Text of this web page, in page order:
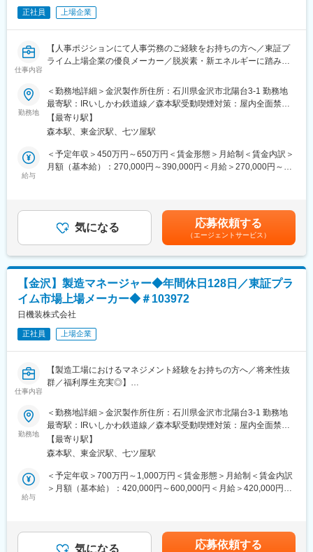
変更の範囲：会社の定める業務
■教育体制：
まずは入社後、研修を行いますので、先輩と共に業務にあたりな
がらできる事から段階的に覚えてください。
月に2～3回ほど定期開催される学会やセミナーに参加したりと、
学ぶ機会は豊富に用意されています。
■当社の特徴：
当社は心臓循環器分野のカテーテルを中心に脳外科・消化器・泌
尿器などの分野に関わる診断・治療用医療機器の開発等で医療技
術をサポートしています。
他社にはない技術であることから、全国の医療機関からの受注が
増加しています。
■社名変更について：
2026年4月以降は「株式会社グッドマン」から社名が変更とな
り、「ニプロバスキュラー株式会社」となりました。
勤務地も含めその他変更点はございません。
変更の範囲：会社の定める業務
正社員 上場企業
仕事内容
【人事ポジションにて人事労務のご経験をお持ちの方へ／東証プ
ライム上場企業の優良メーカー／脱炭素・新エネルギーに踏み出
たアプローチができるため、ニーズ拡大しており、将来性抜群で
す】
■業務内容：
金沢製作所の総務・人事として以下の業務をお任せ致します。
【採用業務】
選考対応（面接、合否連絡、労働条件通知面談）
・派遣社員
新規派遣会社の開拓
・教育研修業務
集合研修やWeb研修の準備と実施
→ハラスメント研修などの講師役
→入社受入教育（安全衛生について）
※その他の人事関連業務（高卒採用（学校訪問や説明会）、社会保
険、勤怠、人材紹介会社や派遣会社からの請求書対応など）、を
状況を見ながら順次携わって頂く予定です
■働き方
・FX勤務：あり
・在宅勤務：あり（週一程度）
※出社がメインとなります。
・通勤：マイカー通勤
■当社について：
当社は『いのち』と『環境』を原点として、ものづくりを行うプ
ており、若手から活躍できる風土もございます。
勤務地
＜勤務地詳細＞金沢製作所住所：石川県金沢市北陽台3-1 勤務地
最寄駅：IRいしかわ鉄道線／森本駅受動喫煙対策：屋内全面禁煙
変更の範囲：会社の定める事業所（リモートワーク含む）
【最寄り駅】
森本駅、東金沢駅、七ツ屋駅
給与
＜予定年収＞450万円～650万円＜賃金形態＞月給制＜賃金内訳＞
月額（基本給）：270,000円～390,000円＜月給＞270,000円～
上下する可能性があります。月給(月額)は固定手当を含めた表記で
す。
気になる 応募依頼する
（エージェントサービス）
【金沢】製造マネージャー◆年間休日128日／東証プラ
イム市場上場メーカー◆＃103972
日機装株式会社
正社員 上場企業
仕事内容
【製造工場におけるマネジメント経験をお持ちの方へ／将来性抜
群／福利厚生充実◎】
◆業務内容
石川県金沢市にあるメディカル事業本部金沢製作所メディカル工
場にて透析関連消耗品製品の製造のマネジメント（ピープル）業
務をお任せします。
◆業務詳細
・部下や後輩へのマネジメント（育成・指導）
・設計変更対応
・品質管理
勤務地
＜勤務地詳細＞金沢製作所住所：石川県金沢市北陽台3-1 勤務地
最寄駅：IRいしかわ鉄道線／森本駅受動喫煙対策：屋内全面禁煙
変更の範囲：会社の定める事業所
【最寄り駅】
森本駅、東金沢駅、七ツ屋駅
給与
＜予定年収＞700万円～1,000万円＜賃金形態＞月給制＜賃金内訳
＞月額（基本給）：420,000円～600,000円＜月給＞420,000円～
選考を通じて上下する可能性があります。月給(月額)は固定手当を
気になる 応募依頼する